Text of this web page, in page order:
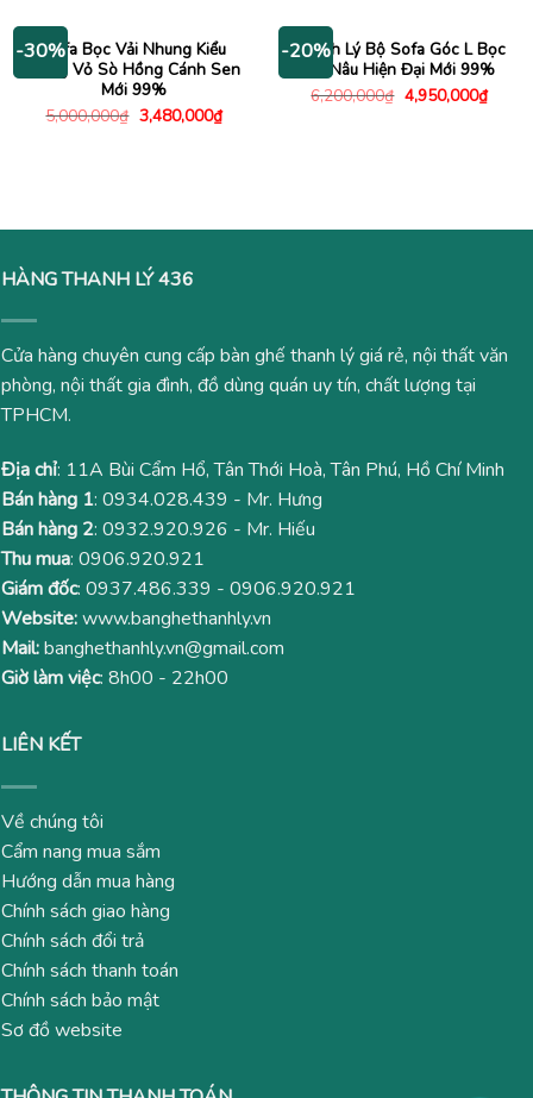
5,480,000₫.
-30%Sofa Bọc Vải Nhung Kiểu
Dáng Vỏ Sò Hồng Cánh Sen
Mới 99%
5,000,000₫ Giá
gốc
3,480,000₫Giá
hiện
-20%
Thanh Lý Bộ Sofa Góc L Bọc
Da Nâu Hiện Đại Mới 99%
6,200,000₫ Giá
gốc
4,950,000₫Giá
hiện
HÀNG THANH LÝ 436
Cửa hàng chuyên cung cấp bàn ghế thanh lý giá rẻ, nội thất văn
phòng, nội thất gia đình, đồ dùng quán uy tín, chất lượng tại
TPHCM.
Địa chỉ: 11A Bùi Cẩm Hổ, Tân Thới Hoà, Tân Phú, Hồ Chí Minh
Bán hàng 1: 0934.028.439 - Mr. Hưng
Bán hàng 2: 0932.920.926 - Mr. Hiếu
Thu mua: 0906.920.921
Giám đốc: 0937.486.339 - 0906.920.921
Website:www.banghethanhly.vn
Mail:banghethanhly.vn@gmail.com
Giờ làm việc: 8h00 - 22h00
LIÊN KẾT
Về chúng tôi
Cẩm nang mua sắm
Hướng dẫn mua hàng
Chính sách giao hàng
Chính sách đổi trả
Chính sách thanh toán
Chính sách bảo mật
Sơ đồ website